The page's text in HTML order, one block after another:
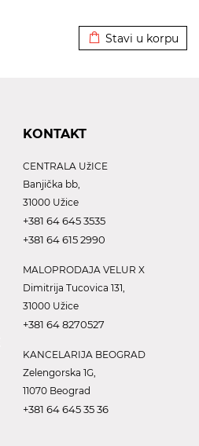
Stavi u korpu
KONTAKT
CENTRALA UžICE
Banjička bb,
31000 Užice
+381 64 645 3535
+381 64 615 2990
MALOPRODAJA VELUR X
Dimitrija Tucovica 131,
31000 Užice
+381 64 8270527
KANCELARIJA BEOGRAD
Zelengorska 1G,
11070 Beograd
+381 64 645 35 36